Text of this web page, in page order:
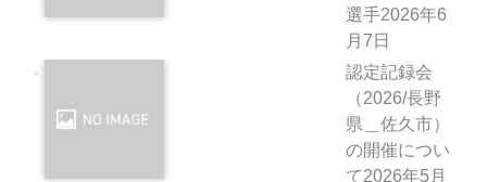
選手2026年6
月7日
認定記録会
（2026/長野
県＿佐久市）
の開催につい
て2026年5月